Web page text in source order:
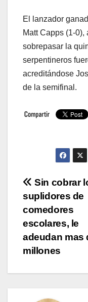
El lanzador
Matt Capps (1-
sobrepasar la
serpentineros
acreditándose
de la semifinal.
de
entradas
Sin cobrar
suplidores de
comedores
escolares, le
adeudan mas
millones